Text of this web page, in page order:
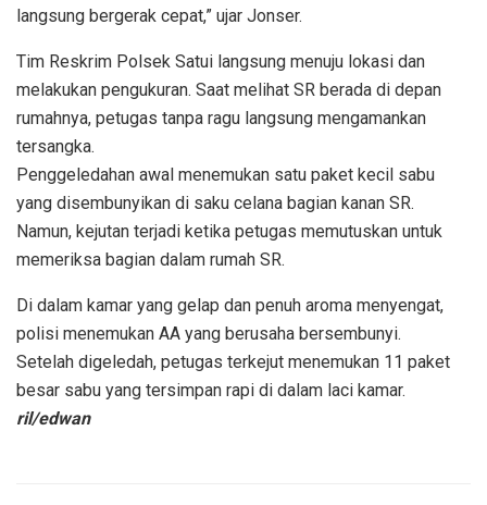
langsung bergerak cepat,” ujar Jonser.
Tim Reskrim Polsek Satui langsung menuju lokasi dan
melakukan pengukuran. Saat melihat SR berada di depan
rumahnya, petugas tanpa ragu langsung mengamankan
tersangka.
Penggeledahan awal menemukan satu paket kecil sabu
yang disembunyikan di saku celana bagian kanan SR.
Namun, kejutan terjadi ketika petugas memutuskan untuk
memeriksa bagian dalam rumah SR.
Di dalam kamar yang gelap dan penuh aroma menyengat,
polisi menemukan AA yang berusaha bersembunyi.
Setelah digeledah, petugas terkejut menemukan 11 paket
besar sabu yang tersimpan rapi di dalam laci kamar.
ril/edwan